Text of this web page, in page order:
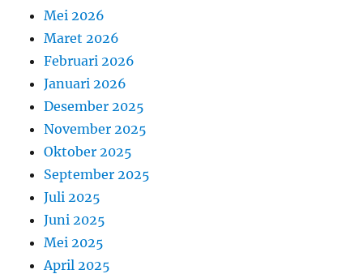
Mei 2026
Maret 2026
Februari 2026
Januari 2026
Desember 2025
November 2025
Oktober 2025
September 2025
Juli 2025
Juni 2025
Mei 2025
April 2025